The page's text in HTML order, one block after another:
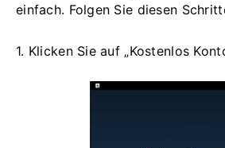
einfach. Folgen Sie diesen
1. Klicken Sie auf „Kostenlos